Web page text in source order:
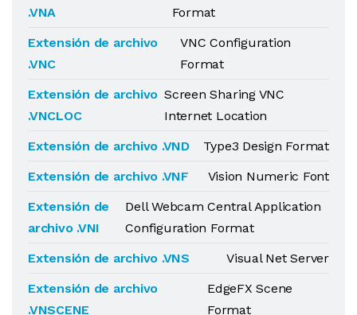
.VNA
Format
Extensión de archivo
.VNC
VNC Configuration
Format
Extensión de archivo
.VNCLOC
Screen Sharing VNC
Internet Location
Extensión de archivo .VND
Type3 Design Format
Extensión de archivo .VNF
Vision Numeric Font
Extensión de
archivo .VNI
Dell Webcam Central Application
Configuration Format
Extensión de archivo .VNS
Visual Net Server
Extensión de archivo
.VNSCENE
EdgeFX Scene
Format